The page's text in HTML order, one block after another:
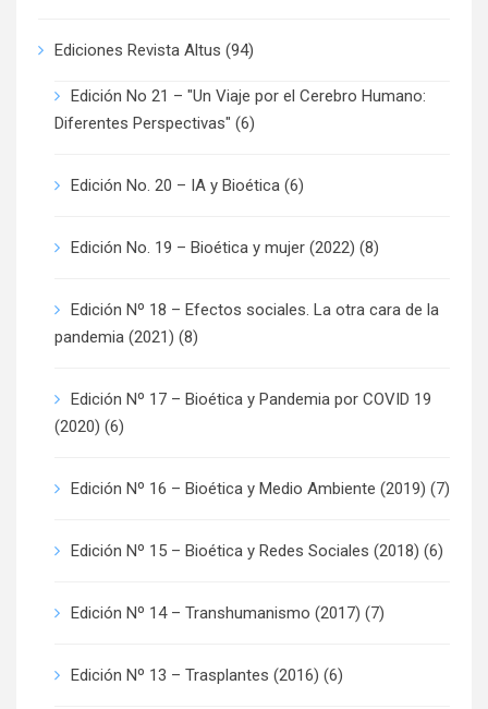
Ediciones Revista Altus (94)
Edición No 21 – "Un Viaje por el Cerebro Humano:
Diferentes Perspectivas" (6)
Edición No. 20 – IA y Bioética (6)
Edición No. 19 – Bioética y mujer (2022) (8)
Edición Nº 18 – Efectos sociales. La otra cara de la
pandemia (2021) (8)
Edición Nº 17 – Bioética y Pandemia por COVID 19
(2020) (6)
Edición Nº 16 – Bioética y Medio Ambiente (2019) (7)
Edición Nº 15 – Bioética y Redes Sociales (2018) (6)
Edición Nº 14 – Transhumanismo (2017) (7)
Edición Nº 13 – Trasplantes (2016) (6)